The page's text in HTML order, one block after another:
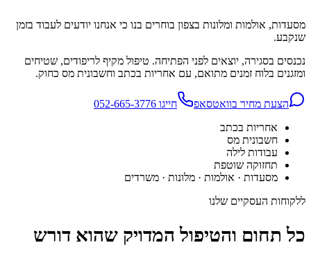
מסעדות, אולמות ומלונות בצפון בוחרים בנו כי אנחנו יודעים לעבוד בזמן
שנקבע.
נכנסים בסגירה, יוצאים לפני הפתיחה. טיפול מקיף לריפודים, שטיחים
ומזגנים בלוח זמנים מתואם, עם אחריות בכתב וחשבונית מס כחוק.
הצעת מחיר בוואטסאפ
חייגו 052-665-3776
אחריות בכתב
חשבונית מס
עבודות לילה
תחזוקה שוטפת
מסעדות · אולמות · מלונות · משרדים
ללקוחות העסקיים שלנו
כל תחום והטיפול המדויק שהוא דורש